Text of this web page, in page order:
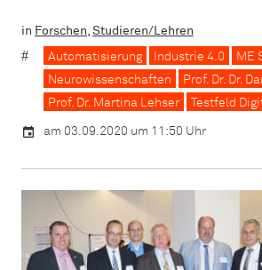
in Forschen Studieren/Lehren
Automatisierung Industrie 4.0
ME
Neurowissenschaften
Prof. Dr. Dr.
Prof. Dr. Martina Lehser
Testfeld
am 03.09.2020 um 11:50 Uhr